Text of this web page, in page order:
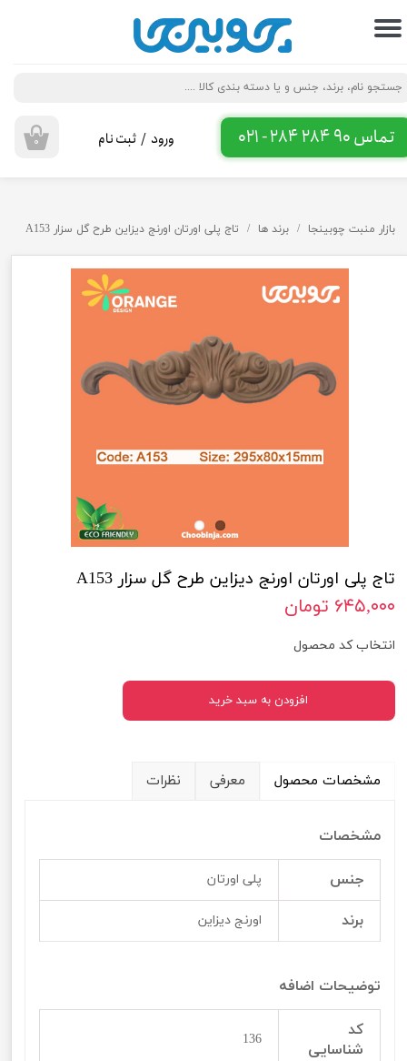
تماس 90 284 284 - 021 ۰ ورود / ثبت نام
حساب کاربری من
تغییر گذر واژه
سفارشات
خروج از حساب کاربری
بازار منبت چوبینجا برند ها تاج پلی اورتان اورنج دیزاین طرح گل سزار A153
تاج پلی اورتان اورنج دیزاین طرح گل سزار A153
۶۴۵,۰۰۰ تومان
انتخاب کد محصول
افزودن به سبد خرید
مشخصات محصول معرفی نظرات
مشخصات
جنس پلی اورتان
برند اورنج دیزاین
توضیحات اضافه
کد
شناسایی
136